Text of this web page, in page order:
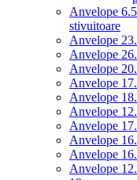
Anvelope
stivuitoare
Anvelope
Anvelope
Anvelope
Anvelope
Anvelope
Anvelope
Anvelope
Anvelope
Anvelope
Anvelope